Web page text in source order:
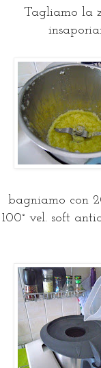
Tagliamo la
bagniamo con
100° vel. soft